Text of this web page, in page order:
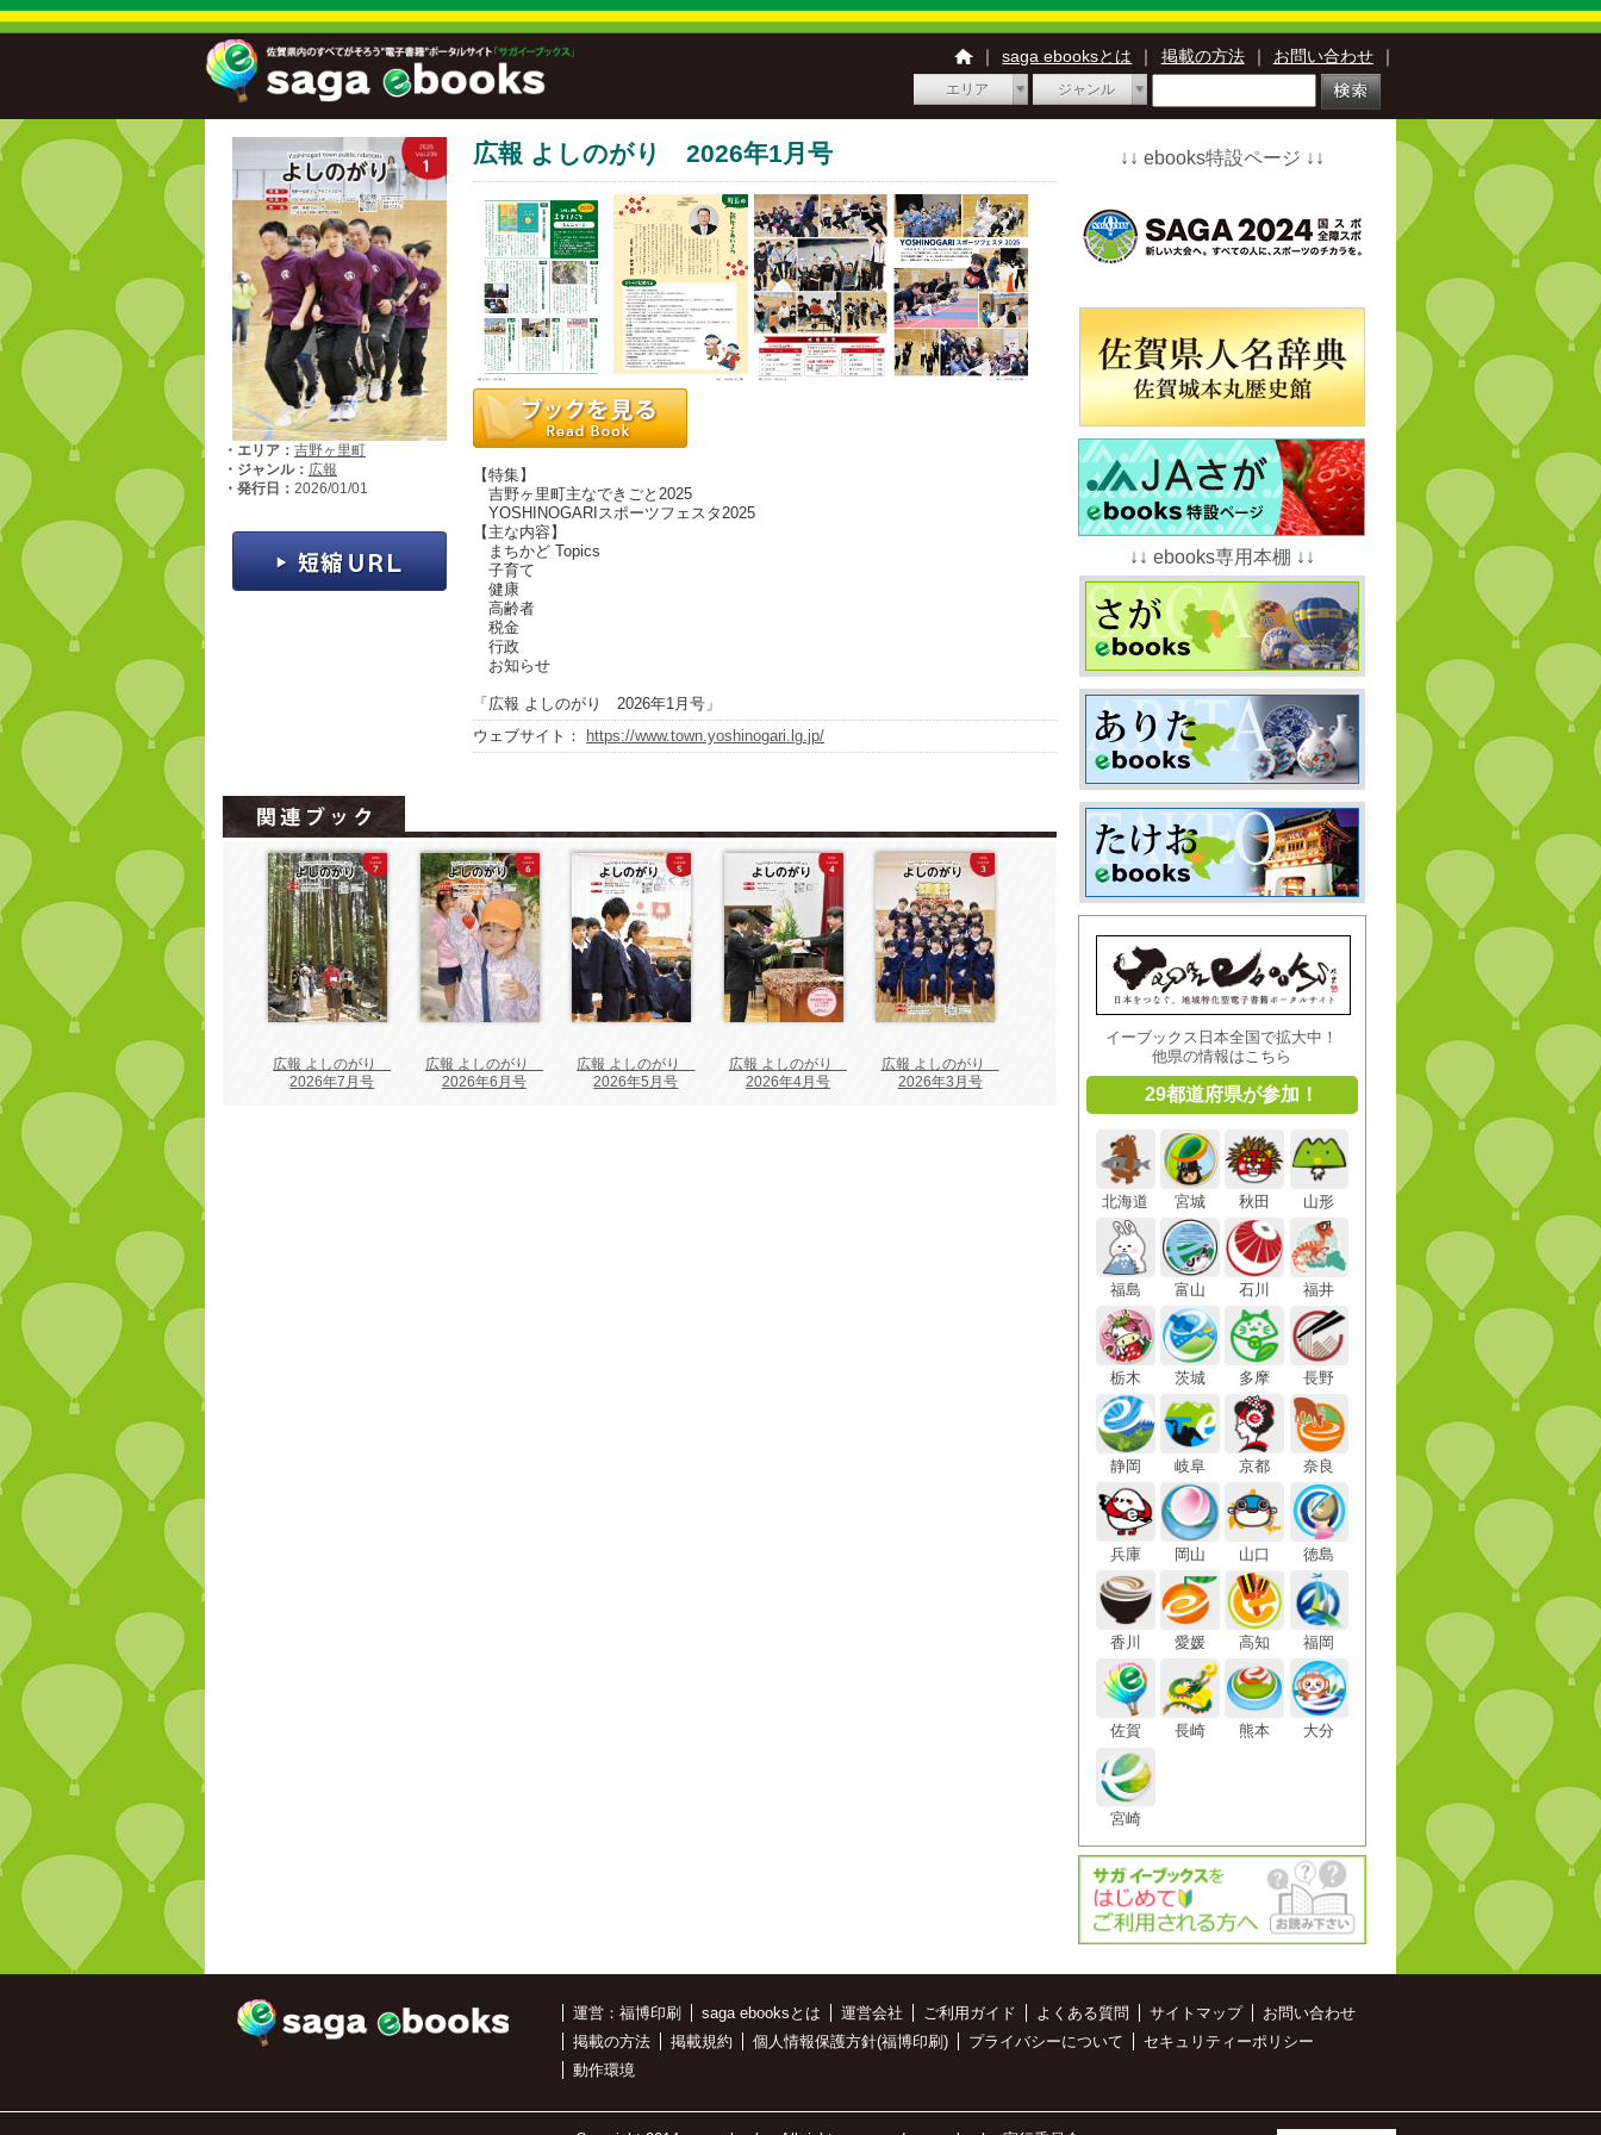
｜ saga ebooksとは ｜ 掲載の方法 ｜ お問い合わせ ｜
エリア ジャンル
・エリア： 吉野ヶ里町
・ジャンル： 広報
・発行日： 2026/01/01
広報 よしのがり 2026年1月号
【特集】
吉野ヶ里町主なできごと2025
YOSHINOGARIスポーツフェスタ2025
【主な内容】
まちかど Topics
子育て
健康
高齢者
税金
行政
お知らせ
「広報 よしのがり 2026年1月号」
ウェブサイト： https://www.town.yoshinogari.lg.jp/
広報 よしのがり
2026年7月号
広報 よしのがり
2026年6月号
広報 よしのがり
2026年5月号
広報 よしのがり
2026年4月号
広報 よしのがり
2026年3月号
↓↓ ebooks特設ページ ↓↓
↓↓ ebooks専用本棚 ↓↓
イーブックス日本全国で拡大中！
他県の情報はこちら
29都道府県が参加！
北海道 宮城 秋田 山形
福島 富山 石川 福井
栃木 茨城 多摩 長野
静岡 岐阜 京都 奈良
兵庫 岡山 山口 徳島
香川 愛媛 高知 福岡
佐賀 長崎 熊本 大分
宮崎
運営：福博印刷 saga ebooksとは 運営会社 ご利用ガイド よくある質問 サイトマップ
お問い合わせ
掲載の方法
掲載規約 個人情報保護方針(福博印刷) プライバシーについて
セキュリティーポリシー
動作環境